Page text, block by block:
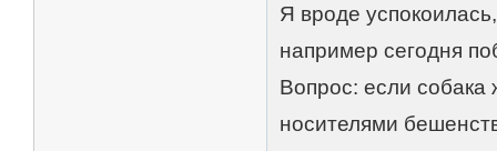
Я вроде
например сегодня
Вопрос: если собака
носителями